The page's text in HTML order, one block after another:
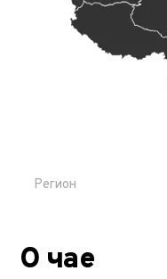
Регион
О чае